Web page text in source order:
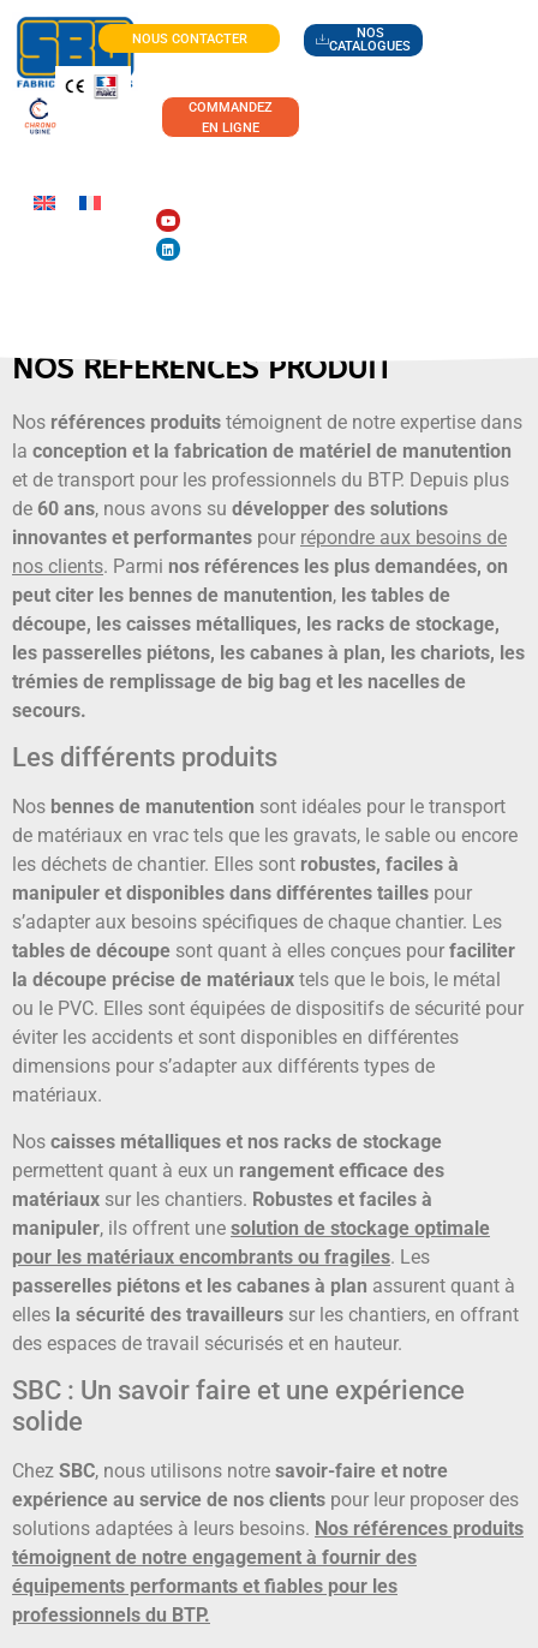
NOUS CONTACTER
NOS
CATALOGUES
COMMANDEZ
EN LIGNE
NOS RÉFÉRENCES PRODUIT
Nos références produits témoignent de notre expertise dans
la conception et la fabrication de matériel de manutention
et de transport pour les professionnels du BTP. Depuis plus
de 60 ans, nous avons su développer des solutions
innovantes et performantes pour répondre aux besoins de
nos clients. Parmi nos références les plus demandées, on
peut citer les bennes de manutention, les tables de
découpe, les caisses métalliques, les racks de stockage,
les passerelles piétons, les cabanes à plan, les chariots, les
trémies de remplissage de big bag et les nacelles de
secours.
Les différents produits
Nos bennes de manutention sont idéales pour le transport
de matériaux en vrac tels que les gravats, le sable ou encore
les déchets de chantier. Elles sont robustes, faciles à
manipuler et disponibles dans différentes tailles pour
s’adapter aux besoins spécifiques de chaque chantier. Les
tables de découpe sont quant à elles conçues pour faciliter
la découpe précise de matériaux tels que le bois, le métal
ou le PVC. Elles sont équipées de dispositifs de sécurité pour
éviter les accidents et sont disponibles en différentes
dimensions pour s’adapter aux différents types de
matériaux.
Nos caisses métalliques et nos racks de stockage
permettent quant à eux un rangement efficace des
matériaux sur les chantiers. Robustes et faciles à
manipuler, ils offrent une solution de stockage optimale
pour les matériaux encombrants ou fragiles. Les
passerelles piétons et les cabanes à plan assurent quant à
elles la sécurité des travailleurs sur les chantiers, en offrant
des espaces de travail sécurisés et en hauteur.
SBC : Un savoir faire et une expérience
solide
Chez SBC, nous utilisons notre savoir-faire et notre
expérience au service de nos clients pour leur proposer des
solutions adaptées à leurs besoins. Nos références produits
témoignent de notre engagement à fournir des
équipements performants et fiables pour les
professionnels du BTP.